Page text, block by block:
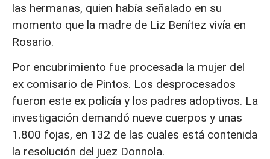
las hermanas, quien había señalado en su
momento que la madre de Liz Benítez vivía en
Rosario.
Por encubrimiento fue procesada la mujer del
ex comisario de Pintos. Los desprocesados
fueron este ex policía y los padres adoptivos. La
investigación demandó nueve cuerpos y unas
1.800 fojas, en 132 de las cuales está contenida
la resolución del juez Donnola.